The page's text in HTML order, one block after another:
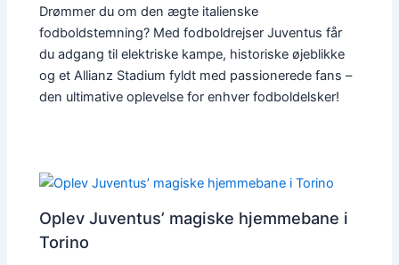
Drømmer du om den ægte italienske
fodboldstemning? Med fodboldrejser Juventus får
du adgang til elektriske kampe, historiske øjeblikke
og et Allianz Stadium fyldt med passionerede fans –
den ultimative oplevelse for enhver fodboldelsker!
Oplev Juventus’ magiske hjemmebane i
Torino